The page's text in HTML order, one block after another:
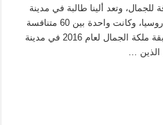
وتعد ألينا طالبة في مدينة
كراسنويارسك في سيبريا في وسط روسيا، وكانت واحدة بين 60 متنافسة
وصلوا إلى المرحلة النهائية في مسابقة ملكة الجمال لعام 2016 في مدينة
الذين …